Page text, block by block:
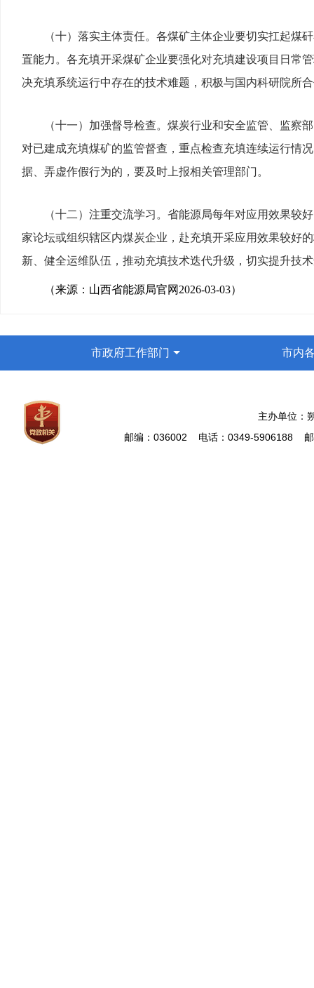
（十）落实主体责任。各煤矿主体企业要切实扛起煤
置能力。各充填开采煤矿企业要强化对充填建设项目日常
决充填系统运行中存在的技术难题，积极与国内科研院所
（十一）加强督导检查。煤炭行业和安全监管、监
对已建成充填煤矿的监管督查，重点检查充填连续运行情
据、弄虚作假行为的，要及时上报相关管理部门。
（十二）注重交流学习。省能源局每年对应用效果
家论坛或组织辖区内煤炭企业，赴充填开采应用效果较好
新、健全运维队伍，推动充填技术迭代升级，切实提升技
（来源：山西省能源局官网2026-03-03）
市政府工作部门 市内
主办单位
邮编：036002 电话：0349-5906188 邮